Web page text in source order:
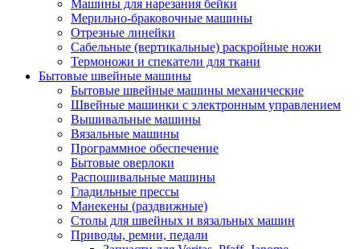
Машины для нарезания бейки
Мерильно-браковочные машины
Отрезные линейки
Сабельные (вертикальные) раскройные ножи
Термоножи и спекатели для ткани
Бытовые швейные машины
Бытовые швейные машины механические
Швейные машинки с электронным управлением
Вышивальные машины
Вязальные машины
Программное обеспечение
Бытовые оверлоки
Распошивальные машины
Гладильные прессы
Манекены (раздвижные)
Столы для швейных и вязальных машин
Приводы, ремни, педали